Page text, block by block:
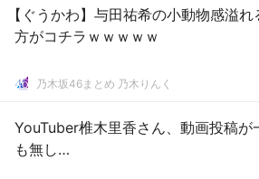
【ぐうかわ】与田祐希の小動物感溢れ
方がコチラｗｗｗｗｗ
乃木坂46まとめ 乃木りんく
YouTuber椎木里香さん、動画投稿が
も無し…